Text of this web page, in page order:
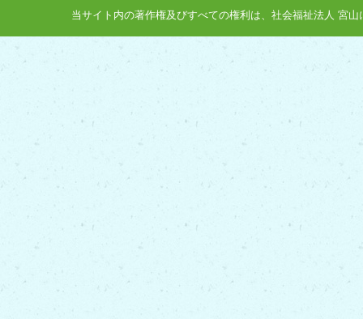
当サイト内の著作権及びすべての権利は、社会福祉法人 宮